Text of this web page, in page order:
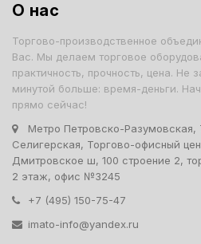
О нас
Торгово-производственное
Вас. Мы делаем торговое
практичность, прочность, цена. Не
минутой больше: время-деньги.
прямо сейчас!
Метро Петровско-Разумовская,
Селигерская, Торгово-офисный
Дмитровское ш, 100 строение 2,
2 этаж, офис №3245
+7 (495) 150-75-47
imato-info@yandex.ru